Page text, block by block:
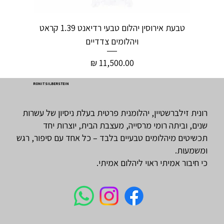
טבעת אירוסין יהלום טבעי רדיאנט 1.39 קראט
ויהלומים צדדיים
מחיר
RONIT SILBERSTEIN
רונית זילברשטיין, יהלומנית פרטית בעלת ניסיון של עשרות
שנים, וביתה רומי מרסייה, מעצבת הבית, יוצרות יחד
תכשיטים מיהלומים טבעיים בלבד – כל אחד עם סיפור, רגש
ומשמעות.
כי חיבור אמיתי ראוי ליהלום אמיתי.